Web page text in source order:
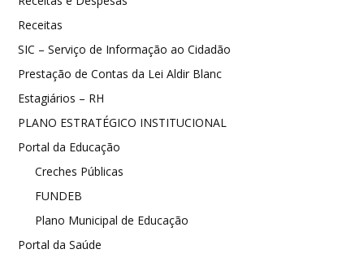
Receitas
SIC – Serviço de Informação ao Cidadão
Prestação de Contas da Lei Aldir Blanc
Estagiários – RH
PLANO ESTRATÉGICO INSTITUCIONAL
Portal da Educação
Creches Públicas
FUNDEB
Plano Municipal de Educação
Portal da Saúde